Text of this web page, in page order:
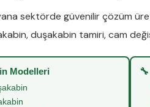
sektörde güvenilir çözüm
,duşakabin tamiri,cam
Modelleri